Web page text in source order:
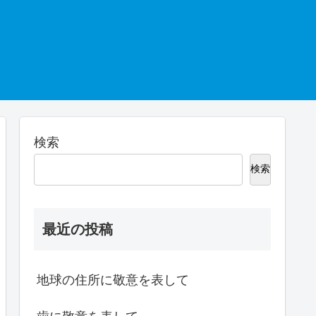
検索
検索
最近の投稿
地球の住所に敬意を表して